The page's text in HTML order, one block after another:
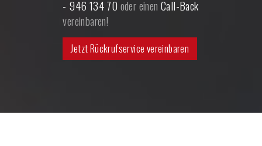
- 946 134 70 oder einen Call-Back
vereinbaren!
Jetzt Rückrufservice vereinbaren